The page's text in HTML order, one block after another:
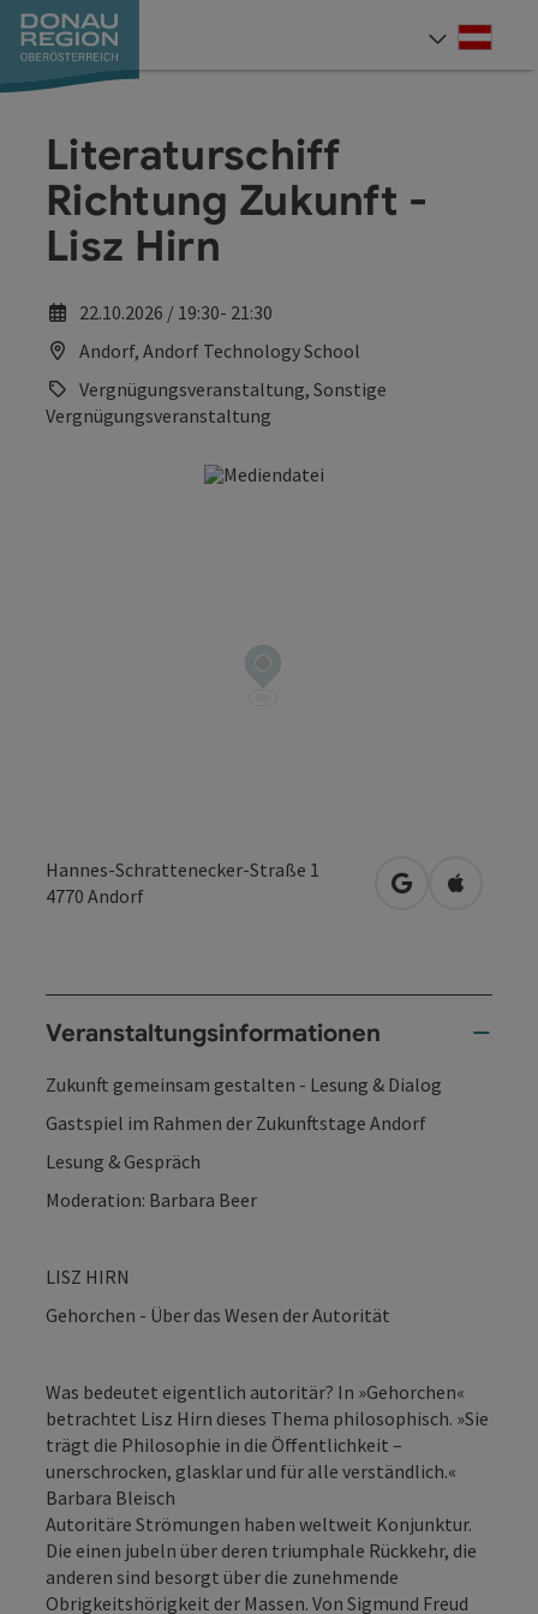
Zum Inhalt
Zur Navigation
Zum Seitenanfang
Zur Kontaktseite
Zum Impressum
Zur Startseite
Literaturschiff
Richtung Zukunft -
Lisz Hirn
22.10.2026 / 19:30- 21:30
Andorf, Andorf Technology School
Vergnügungsveranstaltung, Sonstige
Vergnügungsveranstaltung
Hannes-Schrattenecker-Straße 1
4770 Andorf in Googlein Apple
Veranstaltungsinformationen
Zukunft gemeinsam gestalten - Lesung & Dialog
Gastspiel im Rahmen der Zukunftstage Andorf
Lesung & Gespräch
Moderation: Barbara Beer
LISZ HIRN
Gehorchen - Über das Wesen der Autorität
Was bedeutet eigentlich autoritär? In »Gehorchen«
betrachtet Lisz Hirn dieses Thema philosophisch. »Sie
trägt die Philosophie in die Öffentlichkeit –
unerschrocken, glasklar und für alle verständlich.«
Barbara Bleisch
Autoritäre Strömungen haben weltweit Konjunktur.
Die einen jubeln über deren triumphale Rückkehr, die
anderen sind besorgt über die zunehmende
Obrigkeitshörigkeit der Massen. Von Sigmund Freud